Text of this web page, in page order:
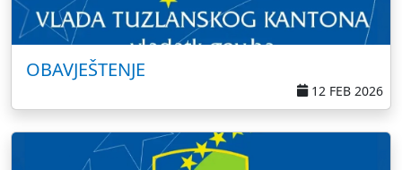
OBAVJEŠTENJE
12 FEB 2026